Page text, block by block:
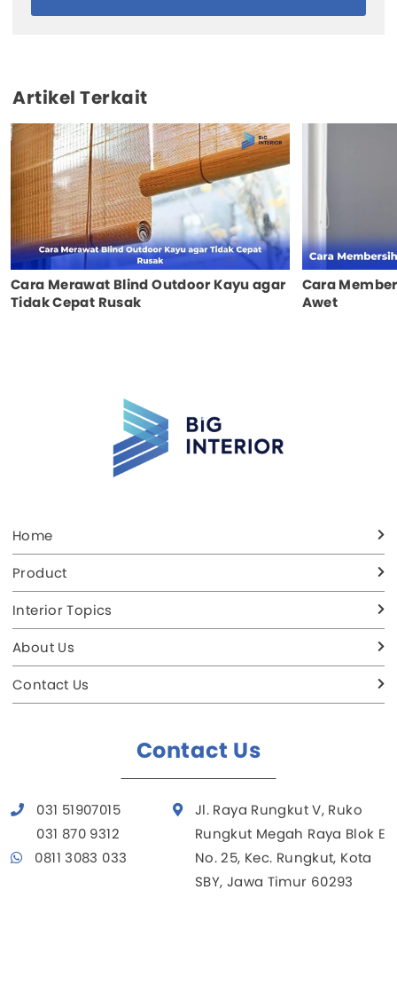
Artikel Terkait
Cara Merawat Blind Outdoor Kayu agar
Tidak Cepat Rusak
Cara
Awet
Home
Product
Interior Topics
About Us
Contact Us
Contact Us
031 51907015
031 870 9312
0811 3083 033
Jl. Raya Rungkut V, Ruko
Rungkut Megah Raya Blok E
No. 25, Kec. Rungkut, Kota
SBY, Jawa Timur 60293